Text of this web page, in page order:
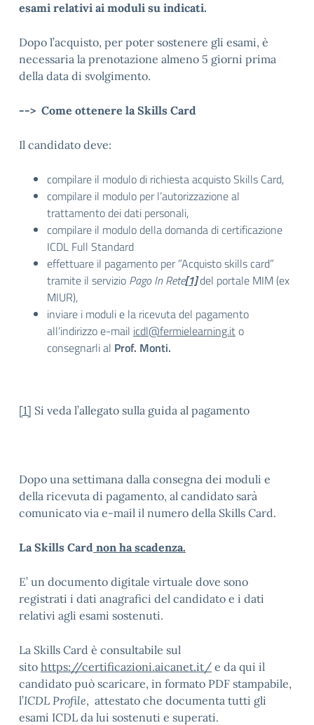
esami relativi ai moduli su indicati.
Dopo l’acquisto, per poter sostenere gli esami, è
necessaria la prenotazione almeno 5 giorni prima
della data di svolgimento.
--> Come ottenere la Skills Card
Il candidato deve:
compilare il modulo di richiesta acquisto Skills Card,
compilare il modulo per l’autorizzazione al
trattamento dei dati personali,
compilare il modulo della domanda di certificazione
ICDL Full Standard
effettuare il pagamento per ”Acquisto skills card”
tramite il servizio Pago In Rete[1]del portale MIM (ex
MIUR),
inviare i moduli e la ricevuta del pagamento
all’indirizzo e-mail icdl@fermielearning.it o
consegnarli al Prof. Monti.
[1] Si veda l’allegato sulla guida al pagamento
Dopo una settimana dalla consegna dei moduli e
della ricevuta di pagamento, al candidato sarà
comunicato via e-mail il numero della Skills Card.
La Skills Card non ha scadenza.
E’ un documento digitale virtuale dove sono
registrati i dati anagrafici del candidato e i dati
relativi agli esami sostenuti.
La Skills Card è consultabile sul
sito https://certificazioni.aicanet.it/ e da qui il
candidato può scaricare, in formato PDF stampabile,
l’ICDL Profile, attestato che documenta tutti gli
esami ICDL da lui sostenuti e superati.